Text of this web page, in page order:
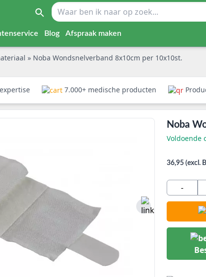
Blog Afspraak maken
» Noba Wondsnelverband 8x10cm per 10x10st.
7.000+ medische producten
Noba
Voldoende
36,95 (excl.
-